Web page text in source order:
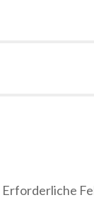
Erforderliche